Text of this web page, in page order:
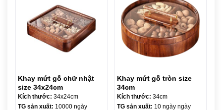
Khay mứt gỗ chữ nhật
size 34x24cm
Kích thước: 34x24cm
TG sản xuất: 10000 ngày
Khay mứt gỗ tròn size
34cm
Kích thước: 34cm
TG sản xuất: 10 ngày ngày